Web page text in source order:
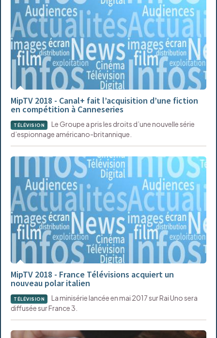
MipTV 2018 - Canal+ fait l’acquisition d’une fiction
en compétition à Canneseries
TÉLÉVISION
Le Groupe a pris les droits d’une nouvelle série
d’espionnage américano-britannique.
MipTV 2018 - France Télévisions acquiert un
nouveau polar italien
TÉLÉVISION
La minisérie lancée en mai 2017 sur Rai Uno sera
diffusée sur France 3.